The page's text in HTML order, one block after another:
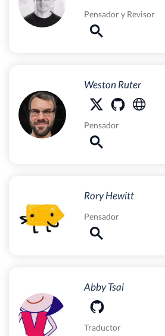
Pensadory Revisor
Weston Ruter
Pensador
Rory Hewitt
Pensador
Abby Tsai
Traductor